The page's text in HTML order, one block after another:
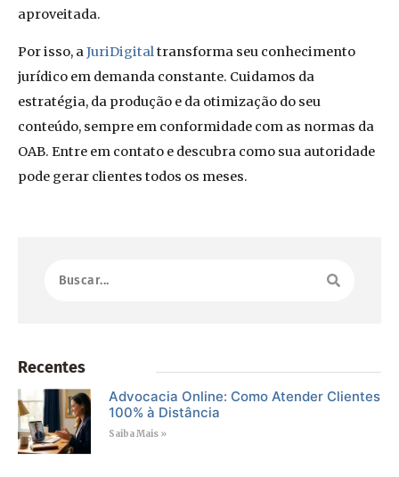
aproveitada.
Por isso, aJuriDigitaltransforma seu conhecimento
jurídico em demanda constante. Cuidamos da
estratégia, da produção e da otimização do seu
conteúdo, sempre em conformidade com as normas da
OAB. Entre em contato e descubra como sua autoridade
pode gerar clientes todos os meses.
Recentes
Advocacia Online: Como Atender Clientes
100% à Distância
Saiba Mais »